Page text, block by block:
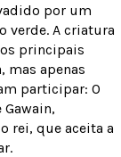
por um
verde. A criatura
principais
mas apenas
participar: O
rei, que aceita a